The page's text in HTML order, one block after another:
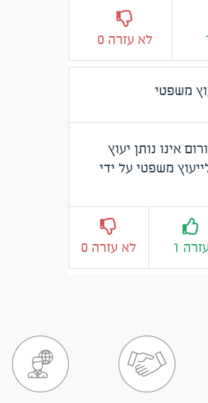
לא עזרה 0
משפטי
אינו נותן יעוץ
משפטי על ידי
עזרה 1 לא עזרה 0